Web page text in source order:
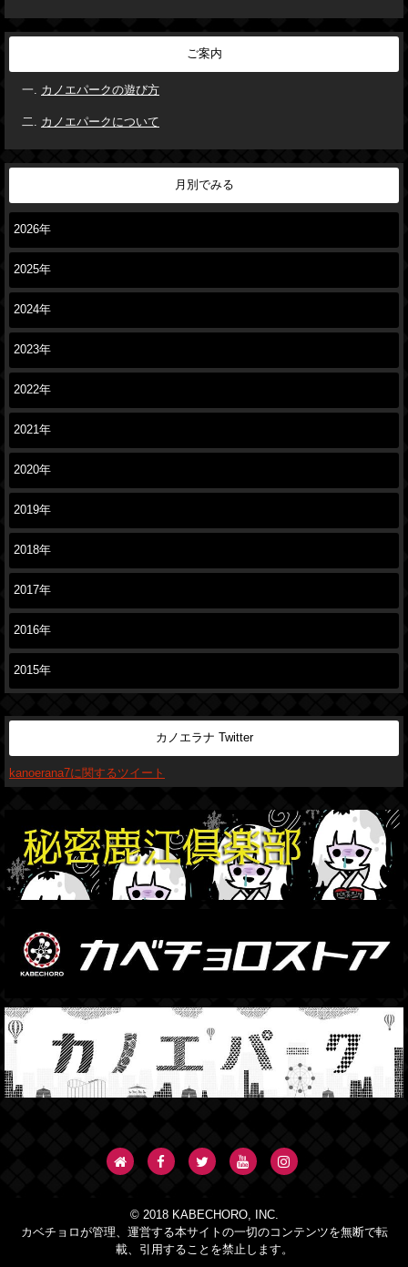
ご案内
カノエパークの遊び方
カノエパークについて
月別でみる
2026年
2025年
2024年
2023年
2022年
2021年
2020年
2019年
2018年
2017年
2016年
2015年
カノエラナ Twitter
kanoerana7に関するツイート
© 2018 KABECHORO, INC.
カベチョロが管理、運営する本サイトの一切のコンテンツを無断で転
載、引用することを禁止します。